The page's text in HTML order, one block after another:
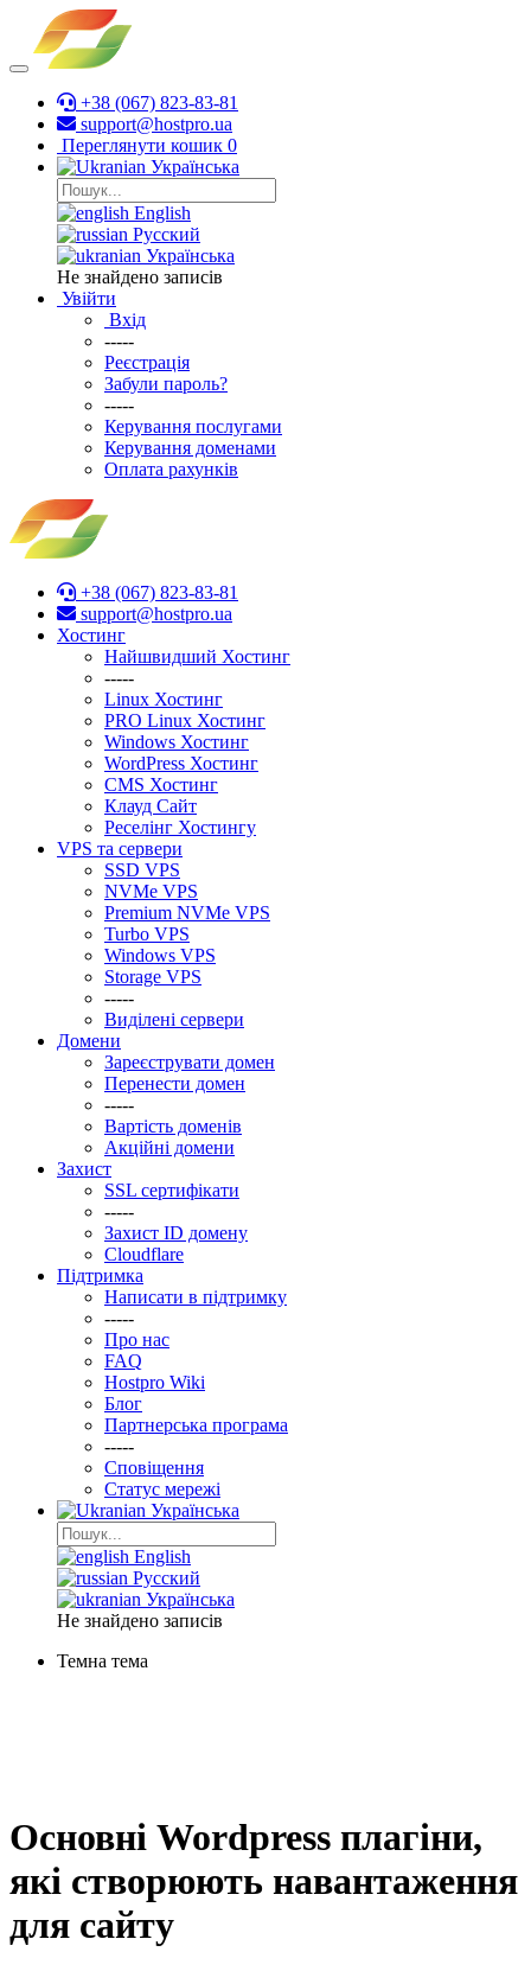
+38 (067) 823-83-81
support@hostpro.ua
Переглянути кошик 0
Українська
English
Русский
Українська
Не знайдено записів
Увійти
Вхід
-----
Реєстрація
Забули пароль?
-----
Керування послугами
Керування доменами
Оплата рахунків
+38 (067) 823-83-81
support@hostpro.ua
Хостинг
Найшвидший Хостинг
-----
Linux Хостинг
PRO Linux Хостинг
Windows Хостинг
WordPress Хостинг
CMS Хостинг
Клауд Сайт
Реселінг Хостингу
VPS та сервери
SSD VPS
NVMe VPS
Premium NVMe VPS
Turbo VPS
Windows VPS
Stоrage VPS
-----
Виділені сервери
Домени
Зареєструвати домен
Перенести домен
-----
Вартість доменів
Акційні домени
Захист
SSL сертифікати
-----
Захист ID домену
Clоudflare
Підтримка
Написати в підтримку
-----
Про нас
FAQ
Hostpro Wiki
Блог
Партнерська програма
-----
Сповіщення
Статус мережі
Українська
English
Русский
Українська
Не знайдено записів
Темна тема
Основні Wordpress плагіни,
які створюють навантаження
для сайту